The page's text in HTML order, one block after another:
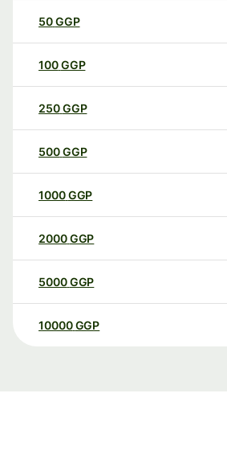
50GGP
100GGP
250GGP
500GGP
1000GGP
2000GGP
5000GGP
10000 GGP